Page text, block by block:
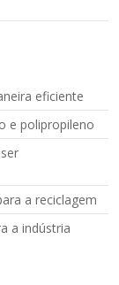
eficiente
e polipropileno
a reciclagem
a indústria